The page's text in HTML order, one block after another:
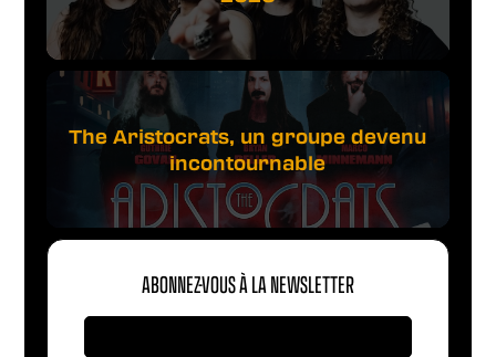
The Aristocrats, un groupe devenu
incontournable
ABONNEZ-VOUS À LA NEWSLETTER